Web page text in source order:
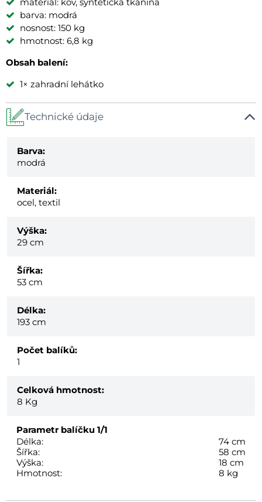
barva: modrá
nosnost: 150 kg
hmotnost: 6,8 kg
Obsah balení:
1× zahradní lehátko
Technické údaje
Barva:
modrá
Materiál:
ocel, textil
Výška:
29 cm
Šířka:
53 cm
Délka:
193 cm
Počet balíků:
1
Celková hmotnost:
8 Kg
Parametr balíčku 1/1
Délka:
74 cm
Šířka:
58 cm
Výška:
18 cm
Hmotnost:
8 kg